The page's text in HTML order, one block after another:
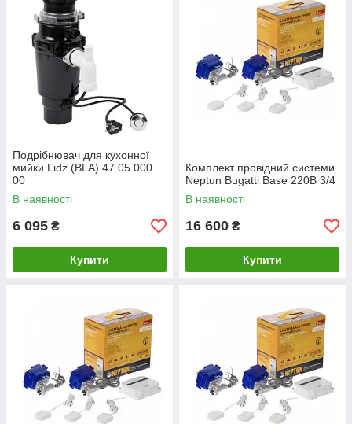
Подрібнювач для кухонної
мийки Lidz (BLA) 47 05 000
00
В наявності
6 095 ₴
Купити
Комплект провідний системи
Neptun Bugatti Base 220B 3/4
В наявності
16 600 ₴
Купити